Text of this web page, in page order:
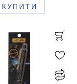
КУПИТИ